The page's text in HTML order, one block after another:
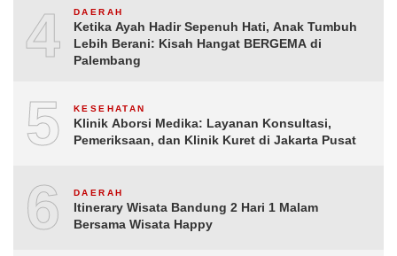
4 DAERAH
Ketika Ayah Hadir Sepenuh Hati, Anak Tumbuh
Lebih Berani: Kisah Hangat BERGEMA di
Palembang
5 KESEHATAN
Klinik Aborsi Medika: Layanan Konsultasi,
Pemeriksaan, dan Klinik Kuret di Jakarta Pusat
6 DAERAH
Itinerary Wisata Bandung 2 Hari 1 Malam
Bersama Wisata Happy